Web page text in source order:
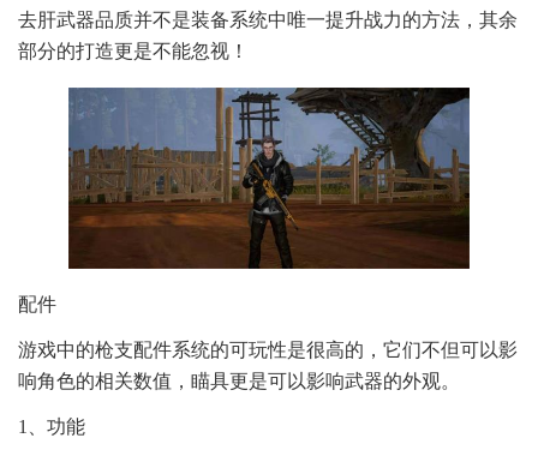
去肝武器品质并不是装备系统中唯一提升战力的方法，其余
部分的打造更是不能忽视！
配件
游戏中的枪支配件系统的可玩性是很高的，它们不但可以影
响角色的相关数值，瞄具更是可以影响武器的外观。
1、功能